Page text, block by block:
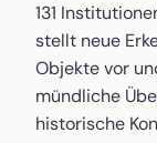
131
stellt neue
Objekte vor
mündliche
historische